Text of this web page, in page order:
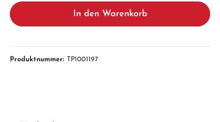
In den Warenkorb
Produktnummer: TP1001197